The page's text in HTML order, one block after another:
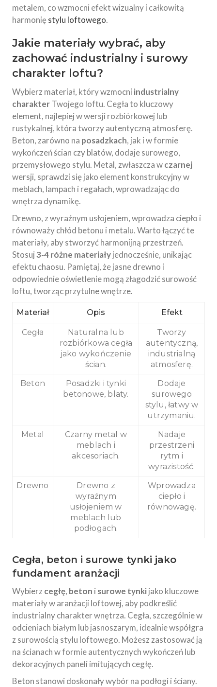
metalem, co wzmocni efekt wizualny i całkowitą
harmonię stylu loftowego.
Jakie materiały wybrać, aby
zachować industrialny i surowy
charakter loftu?
Wybierz materiał, który wzmocni industrialny
charakterTwojego loftu. Cegła to kluczowy
element, najlepiej w wersji rozbiórkowej lub
rustykalnej, która tworzy autentyczną atmosferę.
Beton, zarówno na posadzkach, jak i w formie
wykończeń ścian czy blatów, dodaje surowego,
przemysłowego stylu. Metal, zwłaszcza wczarnej
wersji, sprawdzi się jako element konstrukcyjny w
meblach, lampach i regałach, wprowadzając do
wnętrza dynamikę.
Drewno, z wyraźnym usłojeniem, wprowadza ciepło i
równoważy chłód betonu i metalu. Warto łączyć te
materiały, aby stworzyć harmonijną przestrzeń.
Stosuj3-4 różne materiałyjednocześnie, unikając
efektu chaosu. Pamiętaj, że jasne drewno i
odpowiednie oświetlenie mogą złagodzić surowość
loftu, tworząc przytulne wnętrze.
Materiał Opis Efekt
Cegła
Naturalna lub
rozbiórkowa cegła
jako wykończenie
ścian.
Tworzy
autentyczną,
industrialną
atmosferę.
Beton
Posadzki i tynki
betonowe, blaty.
Dodaje
surowego
stylu, łatwy w
utrzymaniu.
Metal
Czarny metal w
meblach i
akcesoriach.
Nadaje
przestrzeni
rytm i
wyrazistość.
Drewno
Drewno z
wyraźnym
usłojeniem w
meblach lub
podłogach.
Wprowadza
ciepło i
równowagę.
Cegła, beton i surowe tynki jako
fundament aranżacji
Wybierz cegłę, beton i surowe tynkijako kluczowe
materiały w aranżacji loftowej, aby podkreślić
industrialny charakter wnętrza. Cegła, szczególnie w
odcieniach białym lub jasnoszarym, idealnie współgra
z surowością stylu loftowego. Możesz zastosować ją
na ścianach w formie autentycznych wykończeń lub
dekoracyjnych paneli imitujących cegłę.
Beton stanowi doskonały wybór na podłogi i ściany.